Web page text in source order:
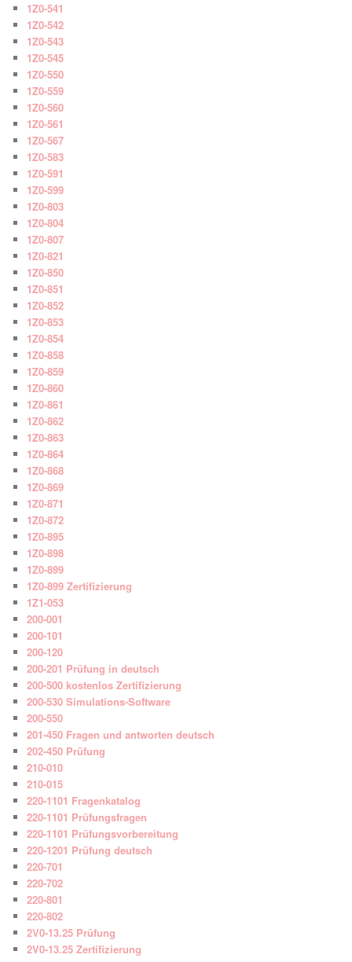
1Z0-541
1Z0-542
1Z0-543
1Z0-545
1Z0-550
1Z0-559
1Z0-560
1Z0-561
1Z0-567
1Z0-583
1Z0-591
1Z0-599
1Z0-803
1Z0-804
1Z0-807
1Z0-821
1Z0-850
1Z0-851
1Z0-852
1Z0-853
1Z0-854
1Z0-858
1Z0-859
1Z0-860
1Z0-861
1Z0-862
1Z0-863
1Z0-864
1Z0-868
1Z0-869
1Z0-871
1Z0-872
1Z0-895
1Z0-898
1Z0-899
1Z0-899 Zertifizierung
1Z1-053
200-001
200-101
200-120
200-201 Prüfung in deutsch
200-500 kostenlos Zertifizierung
200-530 Simulations-Software
200-550
201-450 Fragen und antworten deutsch
202-450 Prüfung
210-010
210-015
220-1101 Fragenkatalog
220-1101 Prüfungsfragen
220-1101 Prüfungsvorbereitung
220-1201 Prüfung deutsch
220-701
220-702
220-801
220-802
2V0-13.25 Prüfung
2V0-13.25 Zertifizierung